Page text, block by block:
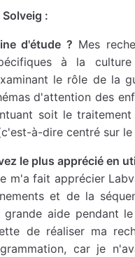
:
d'étude ? Mes
à la
le rôle de la
d'attention des
soit le
à-dire centré sur
le plus apprécié en
m'a fait apprécier
et de la
aide pendant
de réaliser ma
car je